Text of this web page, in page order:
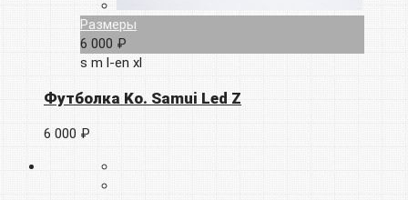
Размеры
6 000 ₽
s m l-en xl
Футболка Ko. Samui Led Z
6 000 ₽